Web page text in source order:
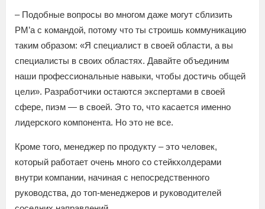
– Подобные вопросы во многом даже могут сблизить
PM’a с командой, потому что ты строишь коммуникацию
таким образом: «Я специалист в своей области, а вы
специалисты в своих областях. Давайте объединим
наши профессиональные навыки, чтобы достичь общей
цели». Разработчики остаются экспертами в своей
сфере, пиэм — в своей. Это то, что касается именно
лидерского компонента. Но это не все.
Кроме того, менеджер по продукту – это человек,
который работает очень много со стейкхолдерами
внутри компании, начиная с непосредственного
руководства, до топ-менеджеров и руководителей